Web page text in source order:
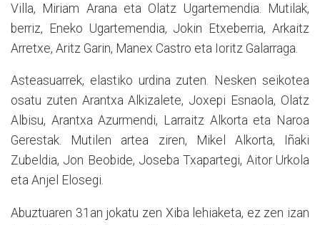
Villa, Miriam Arana eta Olatz Ugartemendia. Mutilak,
berriz, Eneko Ugartemendia, Jokin Etxeberria, Arkaitz
Arretxe, Aritz Garin, Manex Castro eta Ioritz Galarraga.
Asteasuarrek, elastiko urdina zuten. Nesken seikotea
osatu zuten Arantxa Alkizalete, Joxepi Esnaola, Olatz
Albisu, Arantxa Azurmendi, Larraitz Alkorta eta Naroa
Gerestak. Mutilen artea ziren, Mikel Alkorta, Iñaki
Zubeldia, Jon Beobide, Joseba Txapartegi, Aitor Urkola
eta Anjel Elosegi.
Abuztuaren 31an jokatu zen Xiba lehiaketa, ez zen izan